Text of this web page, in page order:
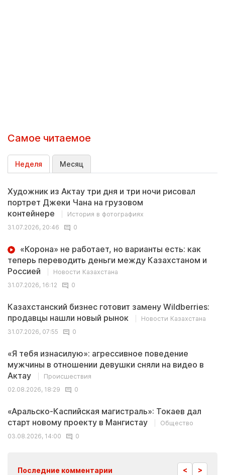
Самое читаемое
Неделя Месяц
Художник из Актау три дня и три ночи рисовал
портрет Джеки Чана на грузовом
контейнере
История в фотографиях
31.07.2026, 20:46
0
«Корона» не работает, но варианты есть: как
теперь переводить деньги между Казахстаном и
Россией
Новости Казахстана
31.07.2026, 16:12
0
Казахстанский бизнес готовит замену Wildberries:
продавцы нашли новый рынок
Новости Казахстана
31.07.2026, 07:55
0
«Я тебя изнасилую»: агрессивное поведение
мужчины в отношении девушки сняли на видео в
Актау
Происшествия
02.08.2026, 18:29
0
«Аральско-Каспийская магистраль»: Токаев дал
старт новому проекту в Мангистау
Общество
03.08.2026, 14:00
0
Последние комментарии < >